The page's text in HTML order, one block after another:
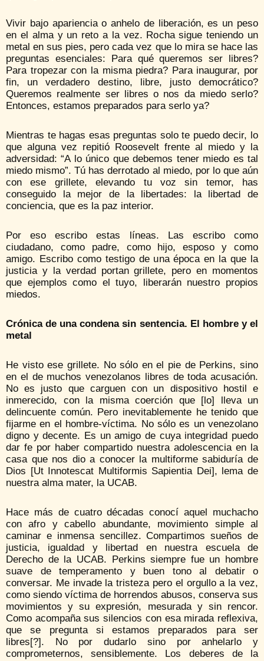
Vivir bajo apariencia o anhelo de liberación, es un peso
en el alma y un reto a la vez. Rocha sigue teniendo un
metal en sus pies, pero cada vez que lo mira se hace las
preguntas esenciales: Para qué queremos ser libres?
Para tropezar con la misma piedra? Para inaugurar, por
fin, un verdadero destino, libre, justo democrático?
Queremos realmente ser libres o nos da miedo serlo?
Entonces, estamos preparados para serlo ya?
Mientras te hagas esas preguntas solo te puedo decir, lo
que alguna vez repitió Roosevelt frente al miedo y la
adversidad: “A lo único que debemos tener miedo es tal
miedo mismo”. Tú has derrotado al miedo, por lo que aún
con ese grillete, elevando tu voz sin temor, has
conseguido la mejor de la libertades: la libertad de
conciencia, que es la paz interior.
Por eso escribo estas líneas. Las escribo como
ciudadano, como padre, como hijo, esposo y como
amigo. Escribo como testigo de una época en la que la
justicia y la verdad portan grillete, pero en momentos
que ejemplos como el tuyo, liberarán nuestro propios
miedos.
Crónica de una condena sin sentencia. El hombre y el
metal
He visto ese grillete. No sólo en el pie de Perkins, sino
en el de muchos venezolanos libres de toda acusación.
No es justo que carguen con un dispositivo hostil e
inmerecido, con la misma coerción que [lo] lleva un
delincuente común. Pero inevitablemente he tenido que
fijarme en el hombre-víctima. No sólo es un venezolano
digno y decente. Es un amigo de cuya integridad puedo
dar fe por haber compartido nuestra adolescencia en la
casa que nos dio a conocer la multiforme sabiduría de
Dios [Ut Innotescat Multiformis Sapientia Dei], lema de
nuestra alma mater, la UCAB.
Hace más de cuatro décadas conocí aquel muchacho
con afro y cabello abundante, movimiento simple al
caminar e inmensa sencillez. Compartimos sueños de
justicia, igualdad y libertad en nuestra escuela de
Derecho de la UCAB. Perkins siempre fue un hombre
suave de temperamento y buen tono al debatir o
conversar. Me invade la tristeza pero el orgullo a la vez,
como siendo víctima de horrendos abusos, conserva sus
movimientos y su expresión, mesurada y sin rencor.
Como acompaña sus silencios con esa mirada reflexiva,
que se pregunta si estamos preparados para ser
libres[?]. No por dudarlo sino por anhelarlo y
comprometernos, sensiblemente. Los deberes de la